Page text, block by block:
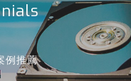
例推薦